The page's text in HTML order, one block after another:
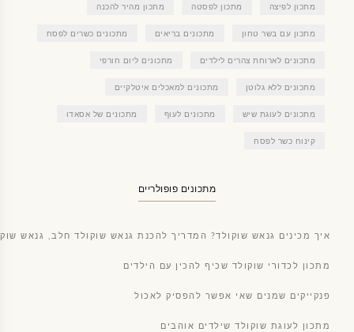
מתכון לפיצה מתכון לפסטה מתכון מהיר להכנה
מתכון עם בשר טחון מתכונים בריאים מתכונים כשרים לפסח
מתכונים לארוחת צהרים לילדים מתכונים ליום חורפי
מתכונים ללא גלוטן מתכונים למאכלים איטלקיים
מתכונים לעוגת שיש מתכונים לעוף מתכונים של אסאדו
קינוח כשר לפסח
מתכונים פופולריים
איך מכינים גנאש שוקולד? המדריך להכנת גנאש שוקולד חלב, גנאש
מתכון לכדורי שוקולד שכיף להכין עם הילדים
פנקייקים שמנים שאי אפשר להפסיק לאכול
מתכון לעוגת שוקולד שילדים אוהבים